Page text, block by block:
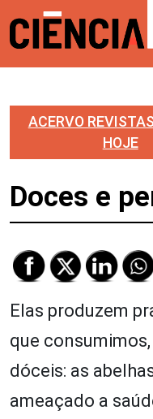
ACERVO
HOJE
Doces e
Elas produzem
que
dóceis: as
ameaçado a